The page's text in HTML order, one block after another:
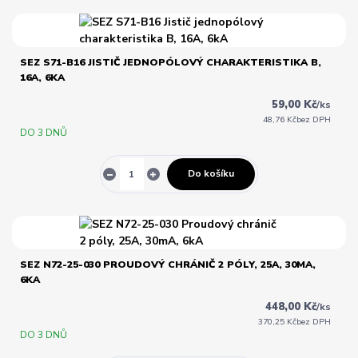
SEZ S71-B16 JISTIČ JEDNOPÓLOVÝ CHARAKTERISTIKA B,
16A, 6KA
59,00 Kč/ks
48,76 Kčbez DPH
DO 3 DNŮ
Do košíku
SEZ N72-25-030 PROUDOVÝ CHRÁNIČ 2 PÓLY, 25A, 30MA,
6KA
448,00 Kč/ks
370,25 Kčbez DPH
DO 3 DNŮ